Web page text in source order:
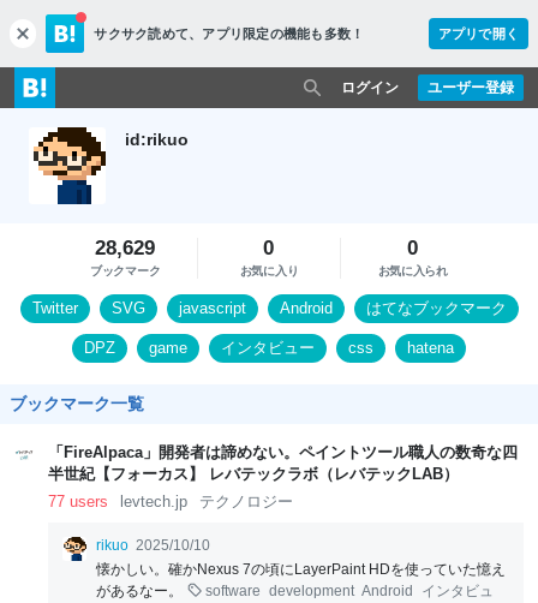
c
l
o
s
サクサク読めて、 アプリ限定の機能も多数！ アプリで開く
ユーザー登録
ログイン
id:rikuo
28,629
ブックマーク
0
お気に入り
0
お気に入られ
Twitter SVG javascript Android はてなブックマーク
DPZ game インタビュー css hatena
ブックマーク一覧
「FireAlpaca」開発者は諦めない。ペイントツール職人の数奇な四
半世紀【フォーカス】 レバテックラボ（レバテックLAB）
77 users
levtech.jp テクノロジー
rikuo 2025/10/10
懐かしい。確かNexus 7の頃にLayerPaint HDを使っていた憶え
があるなー。
software development Android
インタビュ